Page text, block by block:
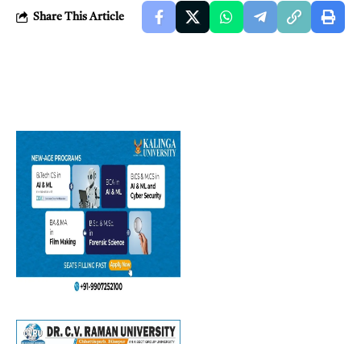
Share This Article